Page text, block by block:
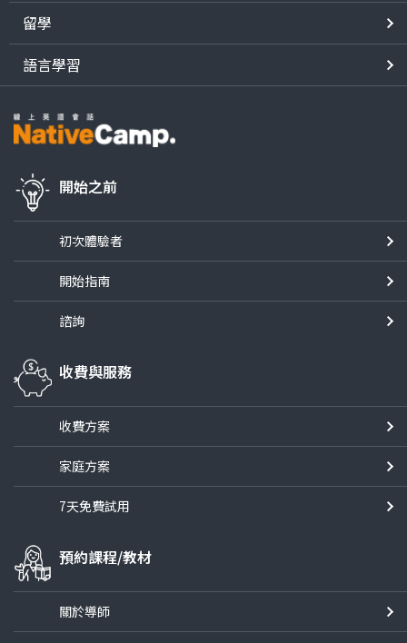
留學
語言學習
開始之前
初次體驗者
開始指南
諮詢
收費與服務
收費方案
家庭方案
7天免費試用
預約課程/教材
關於導師